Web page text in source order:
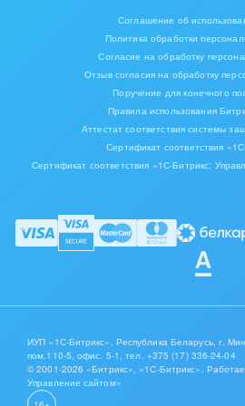
Соглашение об
Политика обработки
Согласие на обработку
Отзыв согласия на обработку
Поручение для конечного
Правила использования
Аттестат соответствия системы
Сертификат соответствия
Сертификат соответствия «1С-Битрикс:
ИУП «1С-Битрикс», Республика Беларусь, г.
пом.110-5, офис. 5-1,тел. +375 (17) 336-24-04
© 2001-2026 «Битрикс», «1С-Битрикс».
Управление сайтом»